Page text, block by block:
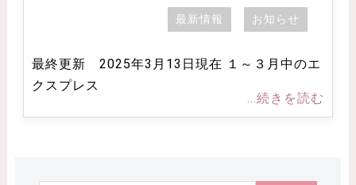
最新情報 お知らせ
最終更新 2025年3月13日現在 １～３月中のエ
クスプレス
...続きを読む